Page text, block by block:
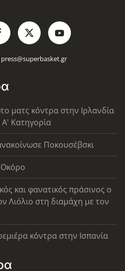
press@superbasket.gr
ματς κόντρα στην Ιρλανδία
Α' Κατηγορία
Ποκουσέβσκι
και φανατικός πράσινος ο
Λιόλιο στη διαμάχη με τον
κόντρα στην Ισπανία